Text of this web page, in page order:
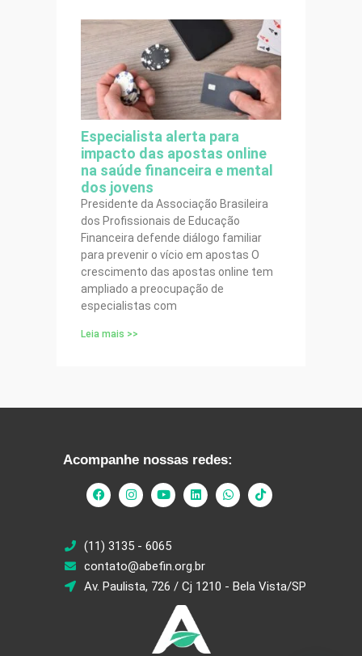
Especialista alerta para
impacto das apostas online
na saúde financeira e mental
dos jovens
Presidente da Associação Brasileira
dos Profissionais de Educação
Financeira defende diálogo familiar
para prevenir o vício em apostas O
crescimento das apostas online tem
ampliado a preocupação de
especialistas com
Leia mais >>
Acompanhe nossas redes:
(11) 3135 - 6065
contato@abefin.org.br
Av. Paulista, 726 / Cj 1210 - Bela Vista/SP